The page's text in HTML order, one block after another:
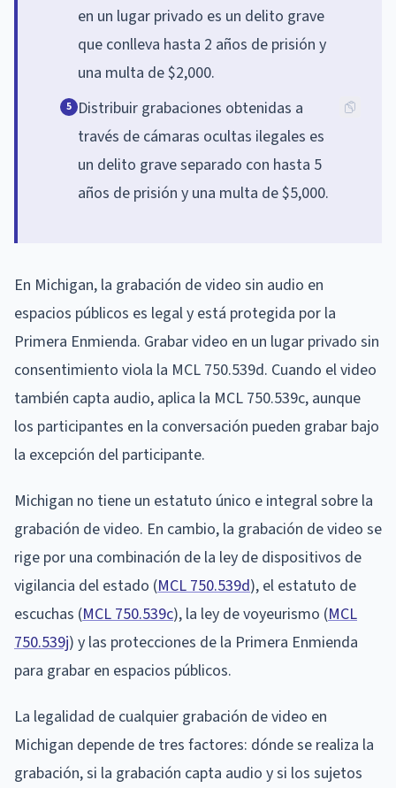
en un lugar privado es un delito grave
que conlleva hasta 2 años de prisión y
una multa de $2,000.
5 Distribuir grabaciones obtenidas a
través de cámaras ocultas ilegales es
un delito grave separado con hasta 5
años de prisión y una multa de $5,000.
En Michigan, la grabación de video sin audio en
espacios públicos es legal y está protegida por la
Primera Enmienda. Grabar video en un lugar privado sin
consentimiento viola la MCL 750.539d. Cuando el video
también capta audio, aplica la MCL 750.539c, aunque
los participantes en la conversación pueden grabar bajo
la excepción del participante.
Michigan no tiene un estatuto único e integral sobre la
grabación de video. En cambio, la grabación de video se
rige por una combinación de la ley de dispositivos de
vigilancia del estado (MCL 750.539d), el estatuto de
escuchas (MCL 750.539c), la ley de voyeurismo (MCL
750.539j) y las protecciones de la Primera Enmienda
para grabar en espacios públicos.
La legalidad de cualquier grabación de video en
Michigan depende de tres factores: dónde se realiza la
grabación, si la grabación capta audio y si los sujetos